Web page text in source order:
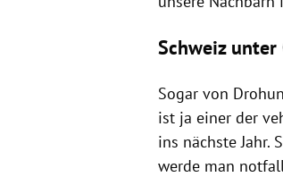
Schweiz unter
Sogar von
ist ja einer der
ins nächste Jahr.
werde man